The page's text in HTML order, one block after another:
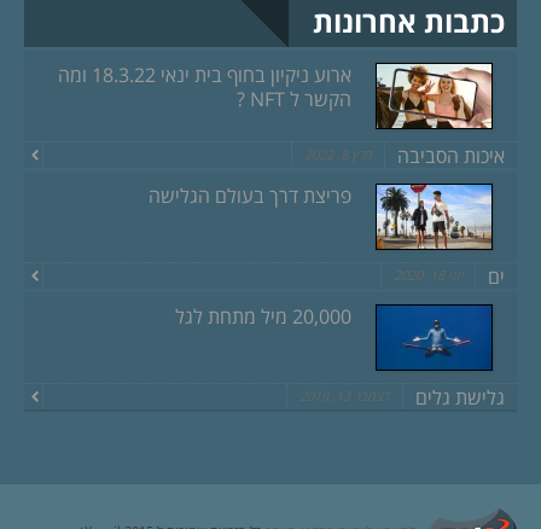
כתבות אחרונות
ארוע ניקיון בחוף בית ינאי 18.3.22 ומה
הקשר ל NFT ?
איכות הסביבה מרץ 8, 2022
פריצת דרך בעולם הגלישה
ים יוני 18, 2020
20,000 מיל מתחת לגל
גלישת גלים דצמבר 13, 2019